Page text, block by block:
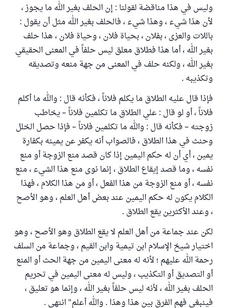
وليس في هذا مناقضة لقولنا : إن الحلف بغير الله ما يجوز ،
لأن هذا شيء ، وهذا شيء ، فالحلف بغير الله مثل أن يقول :
باللات والعزى ، بفلان ، بحياة فلان ، وحياة فلان ، هذا حلف
بغير الله ، أما هذا فطلاق معلق ليس حلفاً في المعنى الحقيقي
بغير الله ، ولكنه حلف في المعنى من جهة منعه وتصديقه
وتكذيبه .
فإذا قال عليه الطلاق ما يكلم فلاناً ، فكأنه قال : والله ما أكلم
فلاناً ، أو لو قال : علي الطلاق ما تكلمين فلاناً – يخاطب
زوجته – فكأنه قال : والله ما تكلمين فلاناً – فإذا حصل الخلل
وحنث في هذا الطلاق ، فالصواب أنه يكفر عن يمينه بكفارة
يمين ، أي أن له حكم اليمين إذا كان قصد منع الزوجة أو منع
نفسه ، وما قصد إيقاع الطلاق ، إنما نوى منع هذا الشيء ، منع
نفسه ، أو منع الزوجة من هذا الفعل ، أو من هذا الكلام ، فهذا
الكلام يكون له حكم اليمين عند بعض أهل العلم ، وهو الأصح
، وعند الأكثرين يقع الطلاق .
لكن عند جماعة من أهل العلم لا يقع الطلاق وهو الأصح ، وهو
اختيار شيخ الإسلام ابن تيمية وابن القيم ، وجماعة من السلف
رحمة الله عليهم ؛ لأنه له معنى اليمين من جهة الحث أو المنع
أو التصديق أو التكذيب ، وليس له معنى اليمين في تحريم
الحلف بغير الله ، لأنه ليس حلفاً بغير الله ، وإنما هو تعليق ،
فينبغي فهم الفرق بين هذا وهذا . والله أعلم" انتهى .